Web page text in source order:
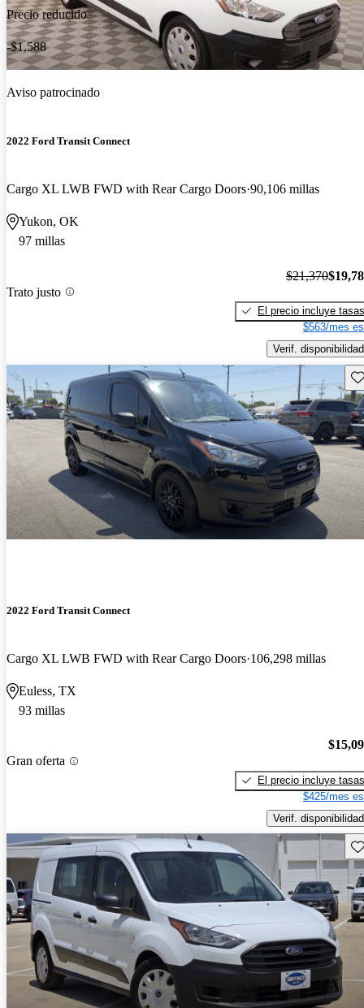
Precio reducido
-$1,588
Aviso patrocinado
2022 Ford Transit Connect
Cargo XL LWB FWD with Rear Cargo Doors 90,106 millas
Yukon, OK
97 millas
Trato justo
$21,370
El precio incluye tasas
$563/mes
Verif. disponibilidad
2022 Ford Transit Connect
Cargo XL LWB FWD with Rear Cargo Doors 106,298 millas
Euless, TX
93 millas
Gran oferta
El precio incluye tasas
$425/mes
Verif. disponibilidad